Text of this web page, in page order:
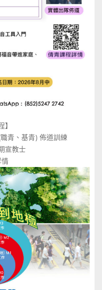
】
青、基青) 佈道訓練
宣教士